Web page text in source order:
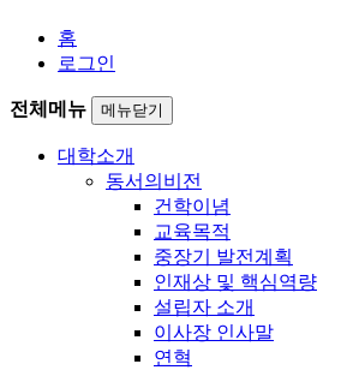
홈
로그인
전체메뉴 메뉴닫기
대학소개
동서의비전
건학이념
교육목적
중장기 발전계획
인재상 및 핵심역량
설립자 소개
이사장 인사말
연혁